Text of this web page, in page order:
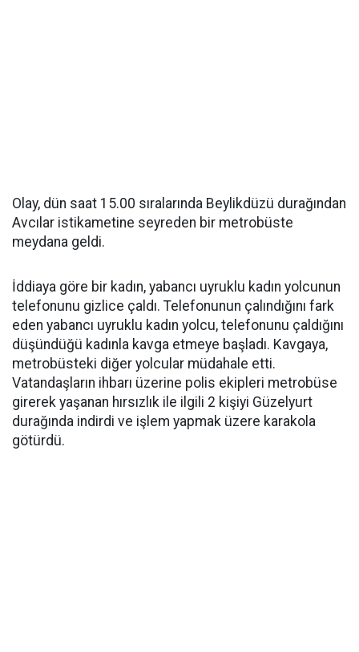
Olay, dün saat 15.00 sıralarında Beylikdüzü durağından
Avcılar istikametine seyreden bir metrobüste
meydana geldi.
İddiaya göre bir kadın, yabancı uyruklu kadın yolcunun
telefonunu gizlice çaldı. Telefonunun çalındığını fark
eden yabancı uyruklu kadın yolcu, telefonunu çaldığını
düşündüğü kadınla kavga etmeye başladı. Kavgaya,
metrobüsteki diğer yolcular müdahale etti.
Vatandaşların ihbarı üzerine polis ekipleri metrobüse
girerek yaşanan hırsızlık ile ilgili 2 kişiyi Güzelyurt
durağında indirdi ve işlem yapmak üzere karakola
götürdü.